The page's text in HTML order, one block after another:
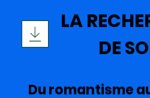
LA
DE
Du romantisme